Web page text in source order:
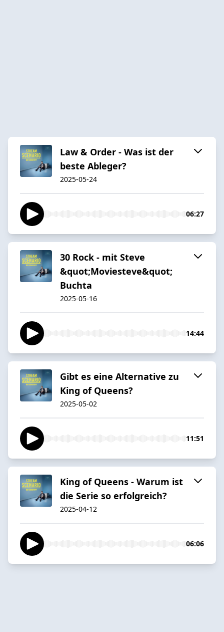
Law & Order - Was ist der
beste Ableger?
2025-05-24
06:27
30 Rock - mit Steve
&quot;Moviesteve&quot;
Buchta
2025-05-16
14:44
Gibt es eine Alternative zu
King of Queens?
2025-05-02
11:51
King of Queens - Warum ist
die Serie so erfolgreich?
2025-04-12
06:06